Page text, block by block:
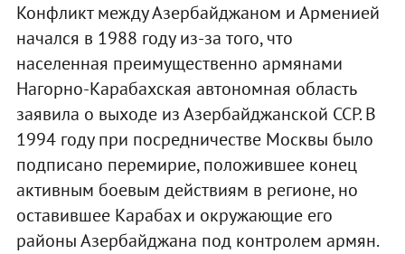
Конфликт между Азербайджаном и Арменией
начался в 1988 году из-за того, что
населенная преимущественно армянами
Нагорно-Карабахская автономная область
заявила о выходе из Азербайджанской ССР. В
1994 году при посредничестве Москвы было
подписано перемирие, положившее конец
активным боевым действиям в регионе, но
оставившее Карабах и окружающие его
районы Азербайджана под контролем армян.